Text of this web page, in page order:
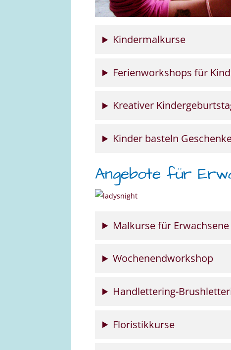
Kindermalkurse
Ferienworkshops für
Kreativer
Kinder basteln
Angebote für
Malkurse für Erwachsene
Wochenendworkshop
Handlettering-
Floristikkurse